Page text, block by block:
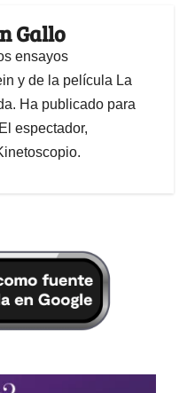
Gallo
ensayos
y de la película La
Ha publicado para
espectador,